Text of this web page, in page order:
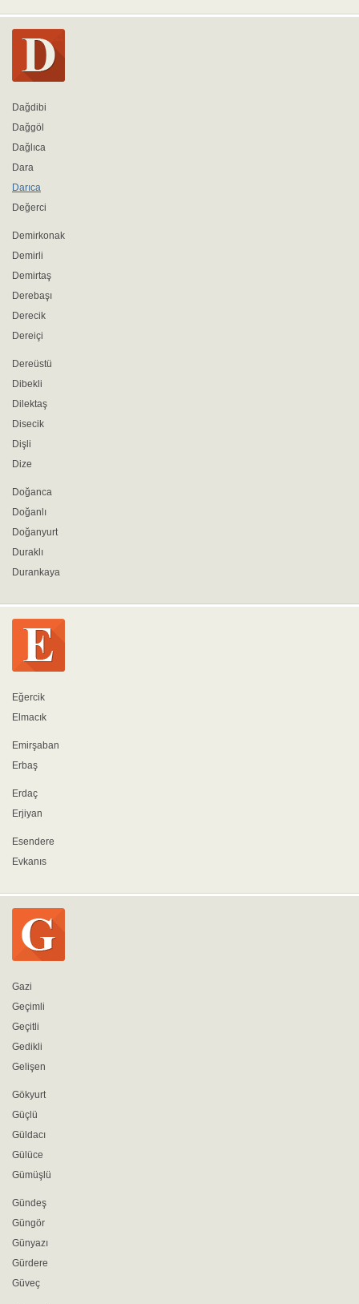
Dağdibi
Dağgöl
Dağlıca
Dara
Darıca
Değerci
Demirkonak
Demirli
Demirtaş
Derebaşı
Derecik
Dereiçi
Dereüstü
Dibekli
Dilektaş
Disecik
Dişli
Dize
Doğanca
Doğanlı
Doğanyurt
Duraklı
Durankaya
Eğercik
Elmacık
Emirşaban
Erbaş
Erdaç
Erjiyan
Esendere
Evkanıs
Gazi
Geçimli
Geçitli
Gedikli
Gelişen
Gökyurt
Güçlü
Güldacı
Gülüce
Gümüşlü
Gündeş
Güngör
Günyazı
Gürdere
Güveç